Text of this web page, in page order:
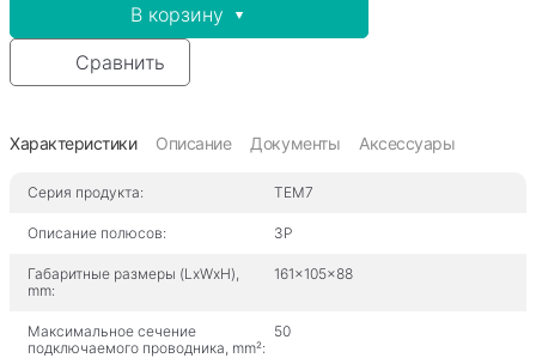
В корзину
Сравнить
Характеристики Описание Документы Аксессуары
Серия продукта: TEM7
Описание полюсов: 3P
Габаритные размеры (LxWxH),
mm:
161x105x88
Максимальное сечение
подключаемого проводника, mm²:
50